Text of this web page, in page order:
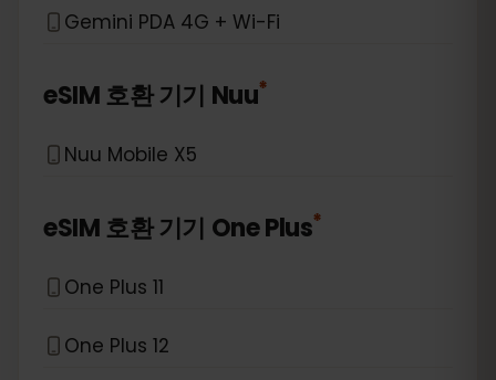
Gemini PDA 4G + Wi-Fi
eSIM 호환 기기 Nuu*
Nuu Mobile X5
eSIM 호환 기기 One Plus*
One Plus 11
One Plus 12